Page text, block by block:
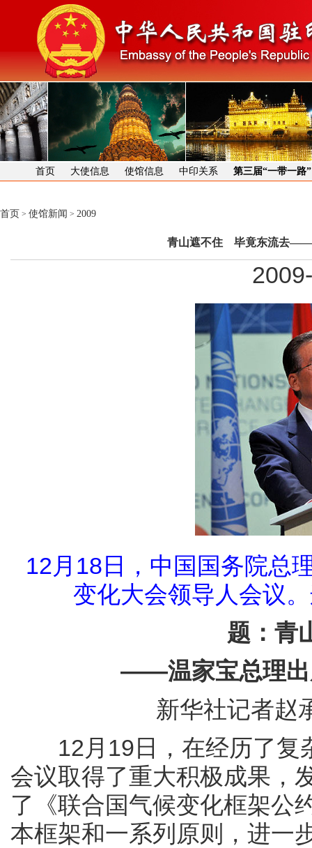
首页 大使信息 使馆信息 中印关系 第三届“一带一路
首页 > 使馆新闻 > 2009
青山遮不住 毕竟东流去——
12月18日，中国国务院总
变化大会领导人会议
题：青
——温家宝总理出席
新华社记者赵承
12月19日，在经历了复
会议取得了重大积极成果，
了《联合国气候变化框架公
本框架和一系列原则，进一